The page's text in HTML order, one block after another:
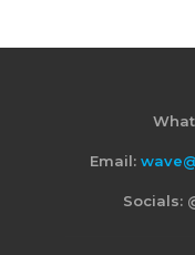
Email:
Socials: